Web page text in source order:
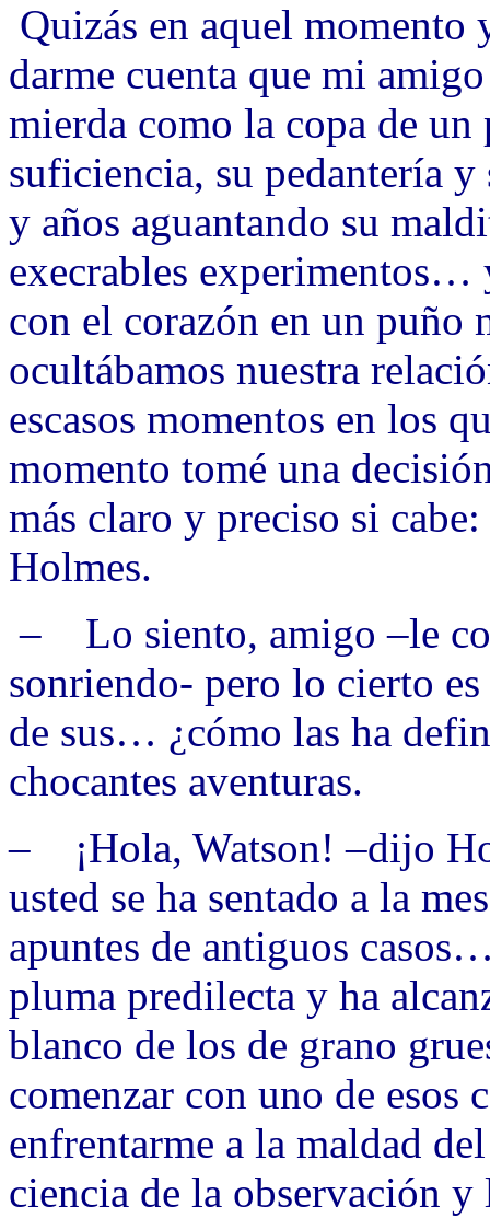
Quizás en aquel momento
darme cuenta que mi
mierda como la copa de
suficiencia, su pedantería
y años aguantando su
execrables
con el corazón en un puño
ocultábamos nuestra
escasos momentos en los
momento tomé una
más claro y preciso si
Holmes.
– Lo siento, amigo –le
sonriendo- pero lo cierto
de sus… ¿cómo las ha
chocantes aventuras.
– ¡Hola, Watson! –dijo
usted se ha sentado a la
apuntes de antiguos
pluma predilecta y ha
blanco de los de grano
comenzar con uno de esos
enfrentarme a la maldad
ciencia de la observación y